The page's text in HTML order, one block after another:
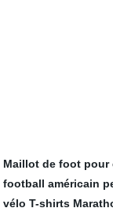
Maillot de foot pour
football américain
vélo T-shirts